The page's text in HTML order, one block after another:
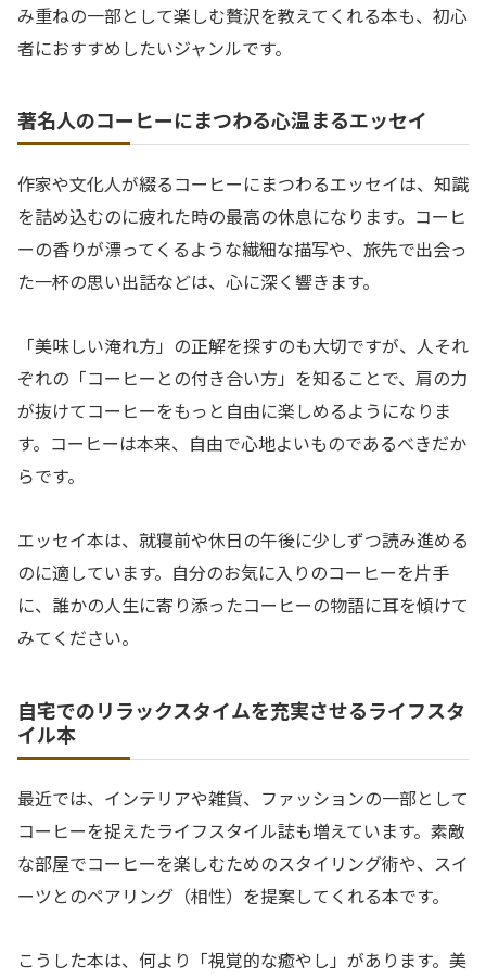
み重ねの一部として楽しむ贅沢を教えてくれる本も、初心
者におすすめしたいジャンルです。
著名人のコーヒーにまつわる心温まるエッセイ
作家や文化人が綴るコーヒーにまつわるエッセイは、知識
を詰め込むのに疲れた時の最高の休息になります。コーヒ
ーの香りが漂ってくるような繊細な描写や、旅先で出会っ
た一杯の思い出話などは、心に深く響きます。
「美味しい淹れ方」の正解を探すのも大切ですが、人それ
ぞれの「コーヒーとの付き合い方」を知ることで、肩の力
が抜けてコーヒーをもっと自由に楽しめるようになりま
す。コーヒーは本来、自由で心地よいものであるべきだか
らです。
エッセイ本は、就寝前や休日の午後に少しずつ読み進める
のに適しています。自分のお気に入りのコーヒーを片手
に、誰かの人生に寄り添ったコーヒーの物語に耳を傾けて
みてください。
自宅でのリラックスタイムを充実させるライフスタ
イル本
最近では、インテリアや雑貨、ファッションの一部として
コーヒーを捉えたライフスタイル誌も増えています。素敵
な部屋でコーヒーを楽しむためのスタイリング術や、スイ
ーツとのペアリング（相性）を提案してくれる本です。
こうした本は、何より「視覚的な癒やし」があります。美